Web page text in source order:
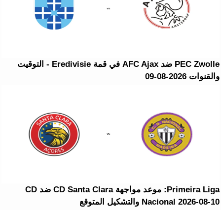
PEC Zwolle ضد AFC Ajax في قمة Eredivisie - التوقيت
والقنوات 2026-08-09
Primeira Liga: موعد مواجهة CD Santa Clara ضد CD
Nacional 2026-08-10 والتشكيل المتوقع